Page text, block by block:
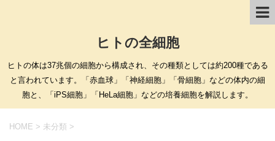
ヒトの全細胞
ヒトの体は37兆個の細胞から構成され、その種類としては約200種である
と言われています。「赤血球」「神経細胞」「骨細胞」などの体内の細
胞と、「iPS細胞」「HeLa細胞」などの培養細胞を解説します。
HOME > 未分類 >